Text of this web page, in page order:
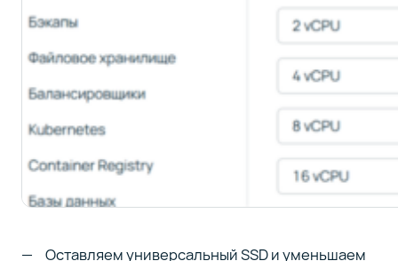
Оставляем универсальный SSD и уменьшаем